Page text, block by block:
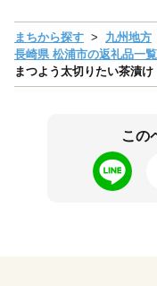
まちから探す 九州地方
長崎県 松浦市の返礼品一覧
まつよう太切りたい茶漬け
この